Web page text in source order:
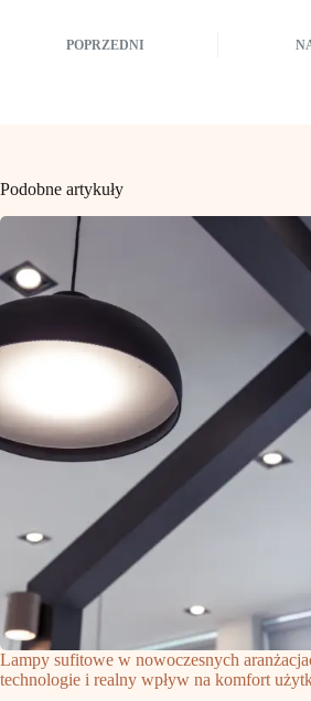
POPRZEDNI
Podobne artykuły
Lampy sufitowe w nowoczesnych
technologie i realny wpływ na komfort